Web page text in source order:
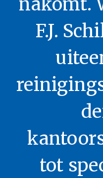
F.J.
tot